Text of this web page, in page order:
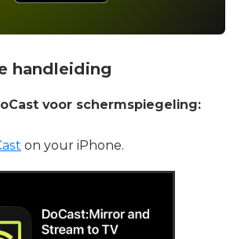
handleiding
voor schermspiegeling:
on your iPhone.